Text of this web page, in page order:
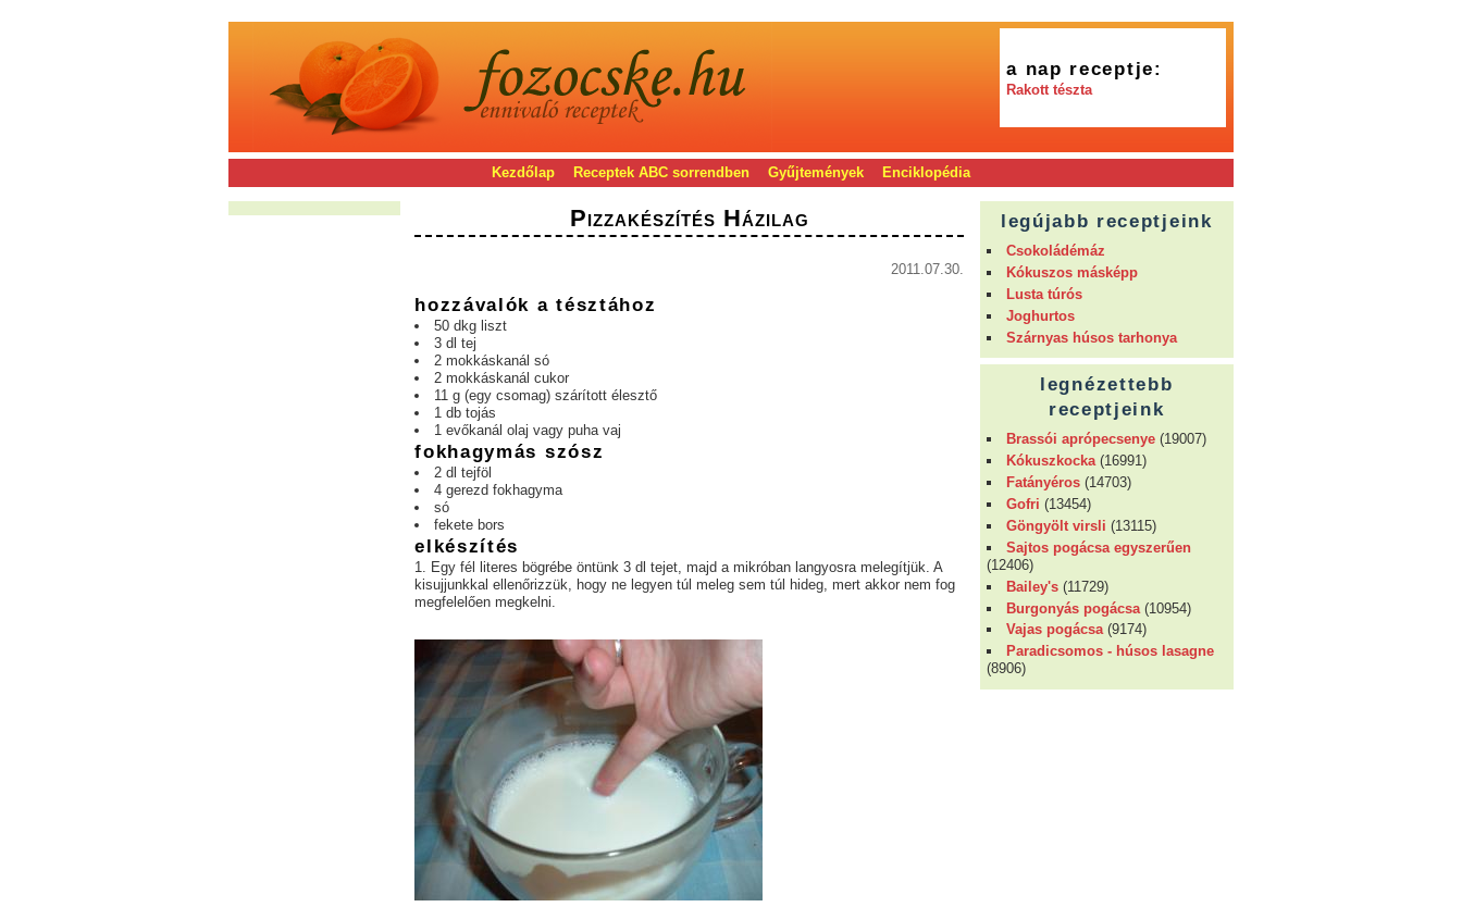
a nap receptje:
Rakott tészta
Kezdőlap Receptek ABC sorrendben Gyűjtemények Enciklopédia
Pizzakészítés Házilag
2011.07.30.
hozzávalók a tésztához
50 dkg liszt
3 dl tej
2 mokkáskanál só
2 mokkáskanál cukor
11 g (egy csomag) szárított élesztő
1 db tojás
1 evőkanál olaj vagy puha vaj
fokhagymás szósz
2 dl tejföl
4 gerezd fokhagyma
só
fekete bors
elkészítés
1. Egy fél literes bögrébe öntünk 3 dl tejet, majd a mikróban langyosra melegítjük. A
kisujjunkkal ellenőrizzük, hogy ne legyen túl meleg sem túl hideg, mert akkor nem fog
megfelelően megkelni.
legújabb receptjeink
Csokoládémáz
Kókuszos másképp
Lusta túrós
Joghurtos
Szárnyas húsos tarhonya
legnézettebb
receptjeink
Brassói aprópecsenye (19007)
Kókuszkocka(16991)
Fatányéros (14703)
Gofri (13454)
Göngyölt virsli (13115)
Sajtos pogácsa egyszerűen
(12406)
Bailey's (11729)
Burgonyás pogácsa (10954)
Vajas pogácsa(9174)
Paradicsomos - húsos lasagne
(8906)